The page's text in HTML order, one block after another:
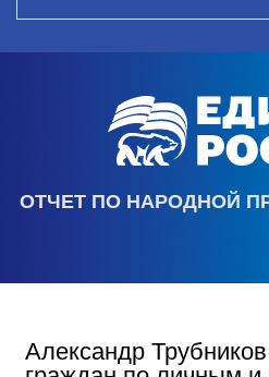
ОТЧЕТ ПО НАРОДНОЙ
Александр